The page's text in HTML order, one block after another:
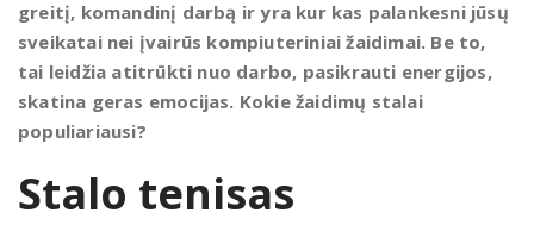
greitį, komandinį darbą ir yra kur kas palankesni jūsų
sveikatai nei įvairūs kompiuteriniai žaidimai. Be to,
tai leidžia atitrūkti nuo darbo, pasikrauti energijos,
skatina geras emocijas. Kokie žaidimų stalai
populiariausi?
Stalo tenisas